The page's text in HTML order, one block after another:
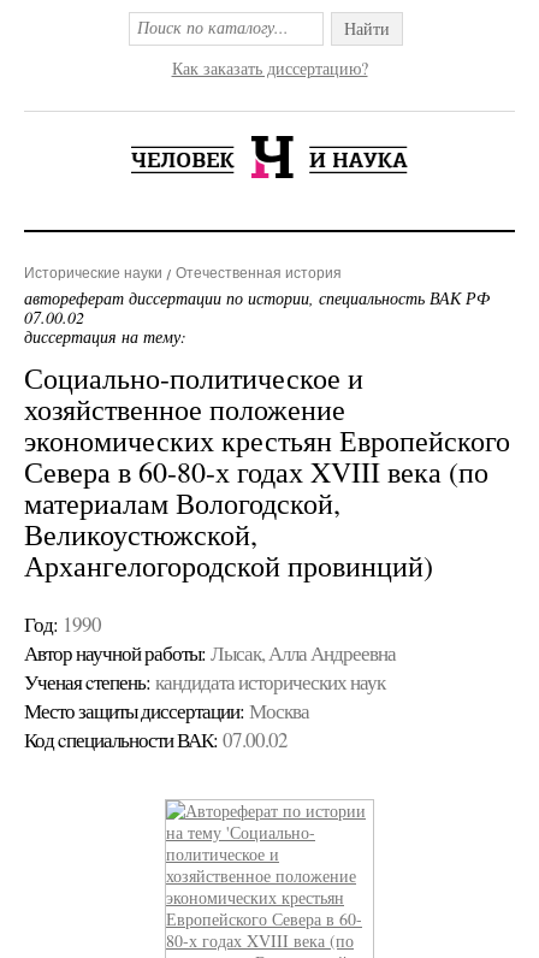
Найти
Как заказать диссертацию?
Исторические науки Отечественная история
автореферат диссертации по истории, специальность ВАК РФ
07.00.02
диссертация на тему:
Социально-политическое и
хозяйственное положение
экономических крестьян Европейского
Севера в 60-80-х годах XVIII века (по
материалам Вологодской,
Великоустюжской,
Архангелогородской провинций)
Год: 1990
Автор научной работы: Лысак, Алла Андреевна
Ученая cтепень: кандидата исторических наук
Место защиты диссертации: Москва
Код cпециальности ВАК: 07.00.02